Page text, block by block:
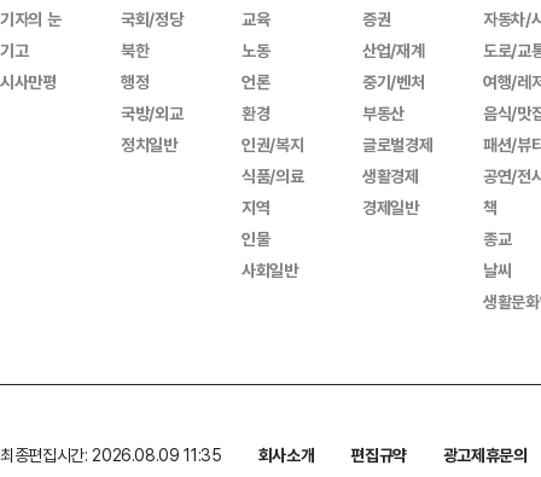
기자의 눈
기고
시사만평
국회/정당
북한
행정
국방/외교
정치일반
교육
노동
언론
환경
인권/복지
식품/의료
지역
인물
사회일반
증권
산업/재계
중기/벤처
부동산
글로벌경제
생활경제
경제일반
자동차/
도로/교
여행/레
음식/맛
패션/뷰
공연/전
책
종교
날씨
생활문
최종편집시간: 2026.08.09 11:35 회사소개 편집규약
광고제휴문의